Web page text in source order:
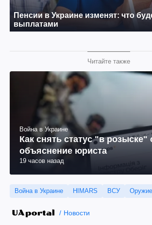
Читайте также
Война в Украине
Как снять статус "в розыске"
объяснение юриста
19 часов назад
Война в Украине HIMARS ВСУ
Новости